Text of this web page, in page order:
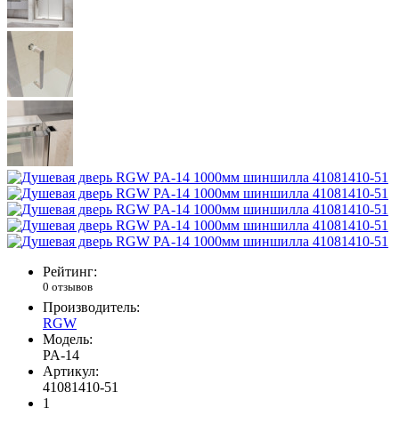
Рейтинг:
0 отзывов
Производитель:
RGW
Модель:
PA-14
Артикул:
41081410-51
1